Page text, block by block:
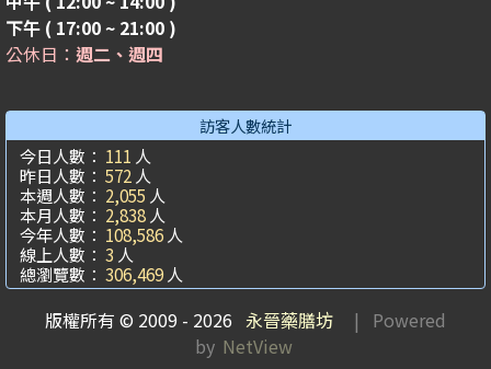
下午 ( 17:00 ~ 21:00 )
公休日： 週二、週四
訪客人數統計
今日人數： 111 人
昨日人數： 572 人
本週人數： 2,055 人
本月人數： 2,838 人
今年人數： 108,586 人
線上人數： 3 人
總瀏覽數： 306,469 人
版權所有 © 2009 - 2026 永晉藥膳坊
| Powered
by NetView